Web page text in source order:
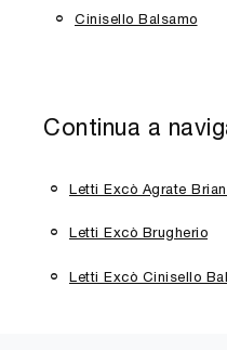
Cinisello Balsamo
Continua a
Letti Excò Agrate
Letti Excò Brugherio
Letti Excò Cinisello